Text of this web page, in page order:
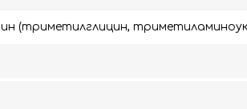
(триметилглицин,